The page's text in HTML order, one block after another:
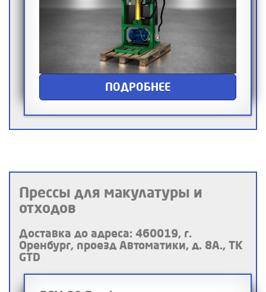
ПОДРОБНЕЕ
Прессы для макулатуры и
отходов
Доставка до адреса: 460019, г.
Оренбург, проезд Автоматики, д. 8А., ТК
GTD